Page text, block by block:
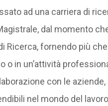
ad una carriera di
dal momento
Ricerca, fornendo più
o in un’attività
con le
nel mondo del